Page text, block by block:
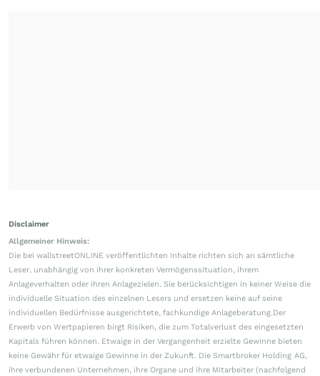
Disclaimer
Allgemeiner Hinweis:
Die bei wallstreetONLINE veröffentlichten Inhalte richten sich an sämtliche
Leser, unabhängig von ihrer konkreten Vermögenssituation, ihrem
Anlageverhalten oder ihren Anlagezielen. Sie berücksichtigen in keiner Weise die
individuelle Situation des einzelnen Lesers und ersetzen keine auf seine
individuellen Bedürfnisse ausgerichtete, fachkundige Anlageberatung.Der
Erwerb von Wertpapieren birgt Risiken, die zum Totalverlust des eingesetzten
Kapitals führen können. Etwaige in der Vergangenheit erzielte Gewinne bieten
keine Gewähr für etwaige Gewinne in der Zukunft. Die Smartbroker Holding AG,
ihre verbundenen Unternehmen, ihre Organe und ihre Mitarbeiter (nachfolgend